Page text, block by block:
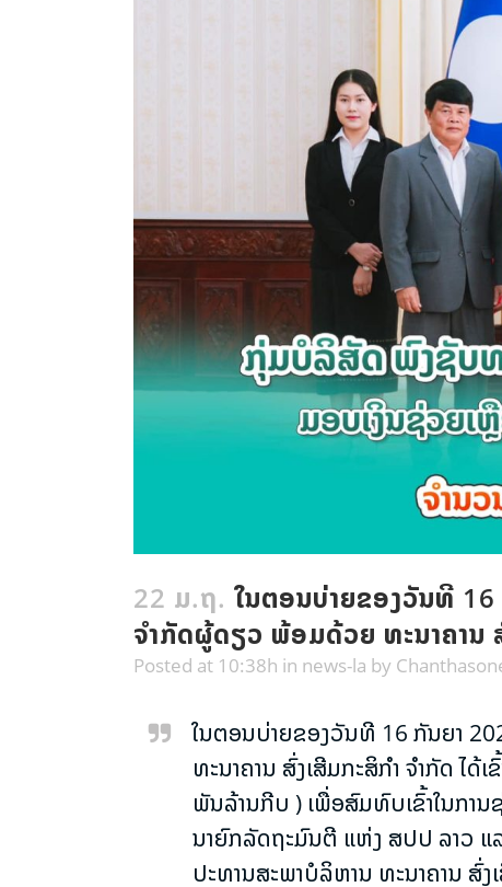
22 ມ.ຖ. ໃນຕອນບ່າຍຂອງວັນທີ
ຈຳກັດຜູ້ດຽວ ພ້ອມດ້ວຍ ທະນາຄານ
Posted at 10:38h in news-la by
ໃນຕອນບ່າຍຂອງວັນທີ 16 ກັນຍາ
ທະນາຄານ ສົ່ງເສີມກະສິກຳ ຈຳກັດ ໄ
ພັນລ້ານກີບ ) ເພື່ອສົມທົບເຂົ້າໃນກ
ນາຍົກລັດຖະມົນຕີ ແຫ່ງ ສປປ ລາວ
ປະທານສະພາບໍລິຫານ ທະນາຄານ ສົ່ງ